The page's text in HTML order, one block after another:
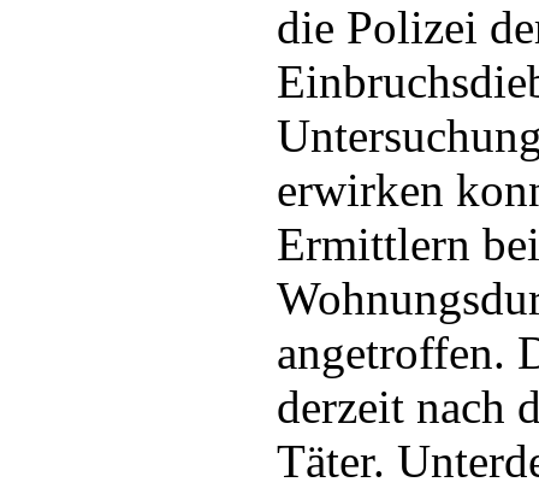
die Polizei
erwirken
Ermittlern
angetroffen.
derzeit nach
Täter.